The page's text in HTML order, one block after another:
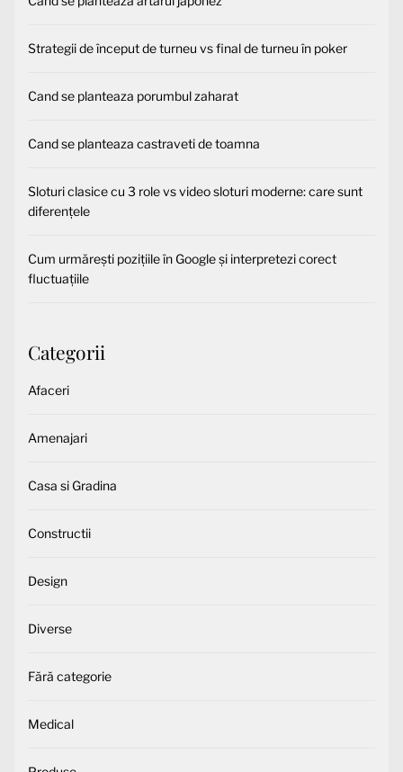
Strategii de început de turneu vs final de turneu în poker
Cand se planteaza porumbul zaharat
Cand se planteaza castraveti de toamna
Sloturi clasice cu 3 role vs video sloturi moderne: care sunt
diferențele
Cum urmărești pozițiile în Google și interpretezi corect
fluctuațiile
Categorii
Afaceri
Amenajari
Casa si Gradina
Constructii
Design
Diverse
Fără categorie
Medical